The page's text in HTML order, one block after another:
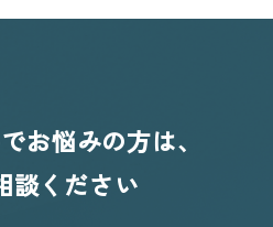
お悩みの方は、
談ください